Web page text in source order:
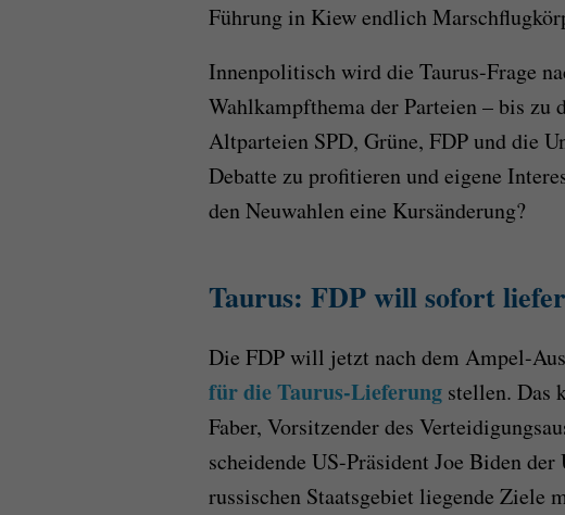
Führung in Kiew endlich
Innenpolitisch wird die Taurus-Frage
Wahlkampfthema der Parteien – bis zu
Altparteien SPD, Grüne, FDP und die
Debatte zu profitieren und eigene
den Neuwahlen eine Kursänderung?
Taurus: FDP will sofort
Die FDP will jetzt nach dem Ampel-
für die Taurus-Lieferung stellen. Das
Faber, Vorsitzender des
scheidende US-Präsident Joe Biden
russischen Staatsgebiet liegende Ziele